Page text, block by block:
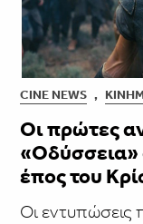
CINE NEWS ,
Οι πρώτες
«Οδύσσεια»
έπος του
Οι εντυπώσεις